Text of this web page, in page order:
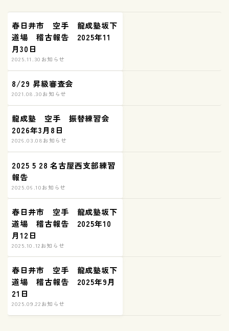
春日井市 空手 龍成塾坂下
道場 稽古報告 2025年11
月30日
2025.11.30 お知らせ
8/29 昇級審査会
2021.08.30お知らせ
龍成塾 空手 振替練習会
2026年3月8日
2026.03.08お知らせ
2025 5 28 名古屋西支部練習
報告
2025.06.10お知らせ
春日井市 空手 龍成塾坂下
道場 稽古報告 2025年10
月12日
2025.10.12お知らせ
春日井市 空手 龍成塾坂下
道場 稽古報告 2025年9月
21日
2025.09.22お知らせ